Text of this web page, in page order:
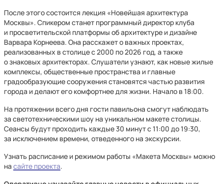
После этого состоится лекция «Новейшая архитектура
Москвы». Спикером станет программный директор клуба
и просветительской платформы об архитектуре и дизайне
Варвара Корнеева. Она расскажет о важных проектах,
реализованных в столице с 2000 по 2026 год, а также
о знаковых архитекторах. Слушатели узнают, как новые жилые
комплексы, общественные пространства и главные
градообразующие сооружения становятся частью развития
города и делают его комфортнее для жизни. Начало в 18:00.
На протяжении всего дня гости павильона смогут наблюдать
за светотехническими шоу на уникальном макете столицы.
Сеансы будут проходить каждые 30 минут с 11:00 до 19:30,
за исключением времени, отведенного на экскурсии.
Узнать расписание и режимом работы «Макета Москвы» можно
на сайте проекта.